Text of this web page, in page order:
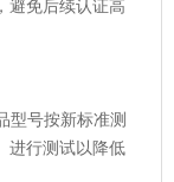
型号按新标准测
进行测试以降低